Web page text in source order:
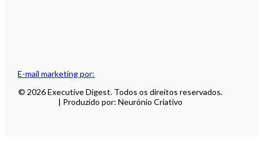
E-mail marketing por:
© 2026 Executive Digest. Todos os direitos reservados.
| Produzido por: Neurónio Criativo